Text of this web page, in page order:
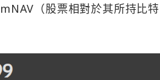
（股票相對於其所持比